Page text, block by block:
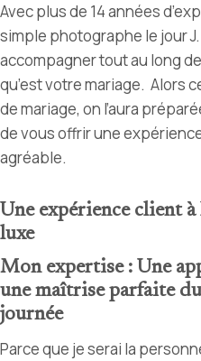
Avec plus de 14 années
simple photographe le jour
accompagner tout au long
qu’est votre mariage. Alors
de mariage, on l’aura
de vous offrir une
agréable.
Une expérience client à
luxe
Mon expertise : Une
une maîtrise parfaite
journée
Parce que je serai la